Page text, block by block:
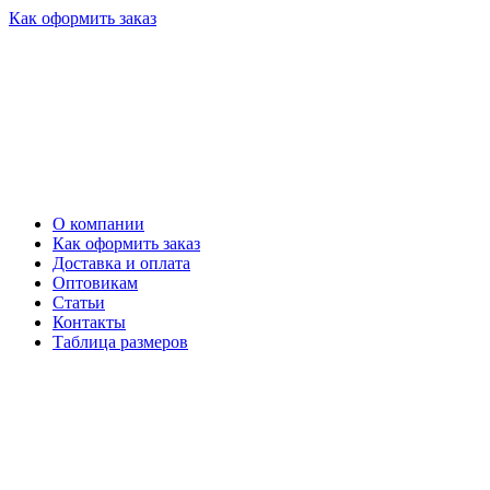
Как оформить заказ
О компании
Как оформить заказ
Доставка и оплата
Оптовикам
Статьи
Контакты
Таблица размеров